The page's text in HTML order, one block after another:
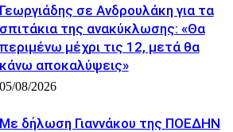
Γεωργιάδης σε Ανδρουλάκη για τα
σπιτάκια της ανακύκλωσης: «Θα
περιμένω μέχρι τις 12, μετά θα
κάνω αποκαλύψεις»
05/08/2026
Με δήλωση Γιαννάκου της ΠΟΕΔΗΝ